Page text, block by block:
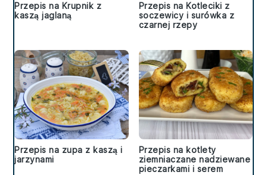
Przepis na Krupnik z
kaszą jaglaną
Przepis na Kotleciki z
soczewicy i surówka z
czarnej rzepy
Przepis na zupa z kaszą i
jarzynami
Przepis na kotlety
ziemniaczane nadziewane
pieczarkami i serem